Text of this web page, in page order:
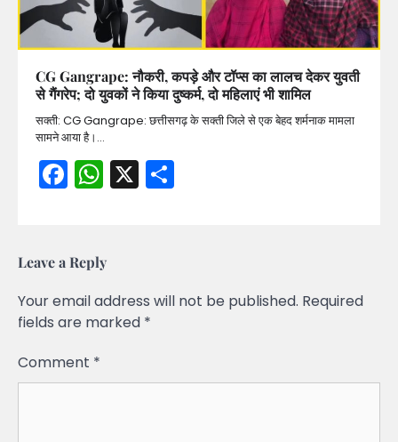
CG Gangrape: नौकरी, कपड़े और टॉप्स का लालच देकर युवती
से गैंगरेप; दो युवकों ने किया दुष्कर्म, दो महिलाएं भी शामिल
सक्ती: CG Gangrape: छत्तीसगढ़ के सक्ती जिले से एक बेहद शर्मनाक मामला
सामने आया है।…
Facebook
WhatsApp
X
Leave a Reply
Your email address will not be published. Required
fields are marked *
Comment *